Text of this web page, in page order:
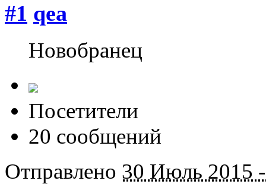
#1 qea
Новобранец
Посетители
20 сообщений
Отправлено 30 Июль 2015